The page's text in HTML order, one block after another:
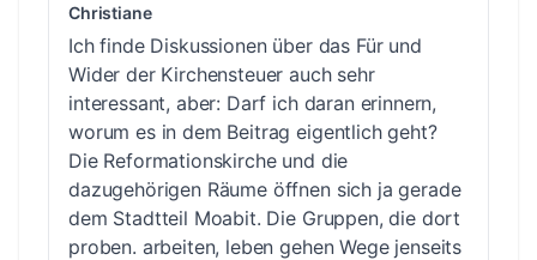
Christiane
Ich finde Diskussionen über das Für und
Wider der Kirchensteuer auch sehr
interessant, aber: Darf ich daran erinnern,
worum es in dem Beitrag eigentlich geht?
Die Reformationskirche und die
dazugehörigen Räume öffnen sich ja gerade
dem Stadtteil Moabit. Die Gruppen, die dort
proben. arbeiten, leben gehen Wege jenseits